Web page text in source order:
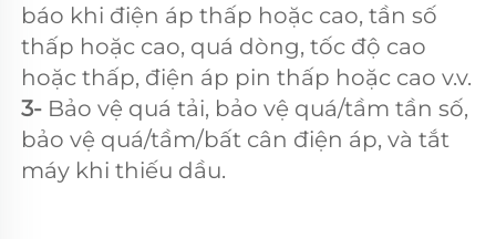
báo khi điện áp thấp hoặc cao, tần số
thấp hoặc cao, quá dòng, tốc độ cao
3- Bảo vệ quá tải, bảo vệ quá/tầm tần số,
bảo vệ quá/tầm/bất cân điện áp, và tắt
máy khi thiếu dầu.